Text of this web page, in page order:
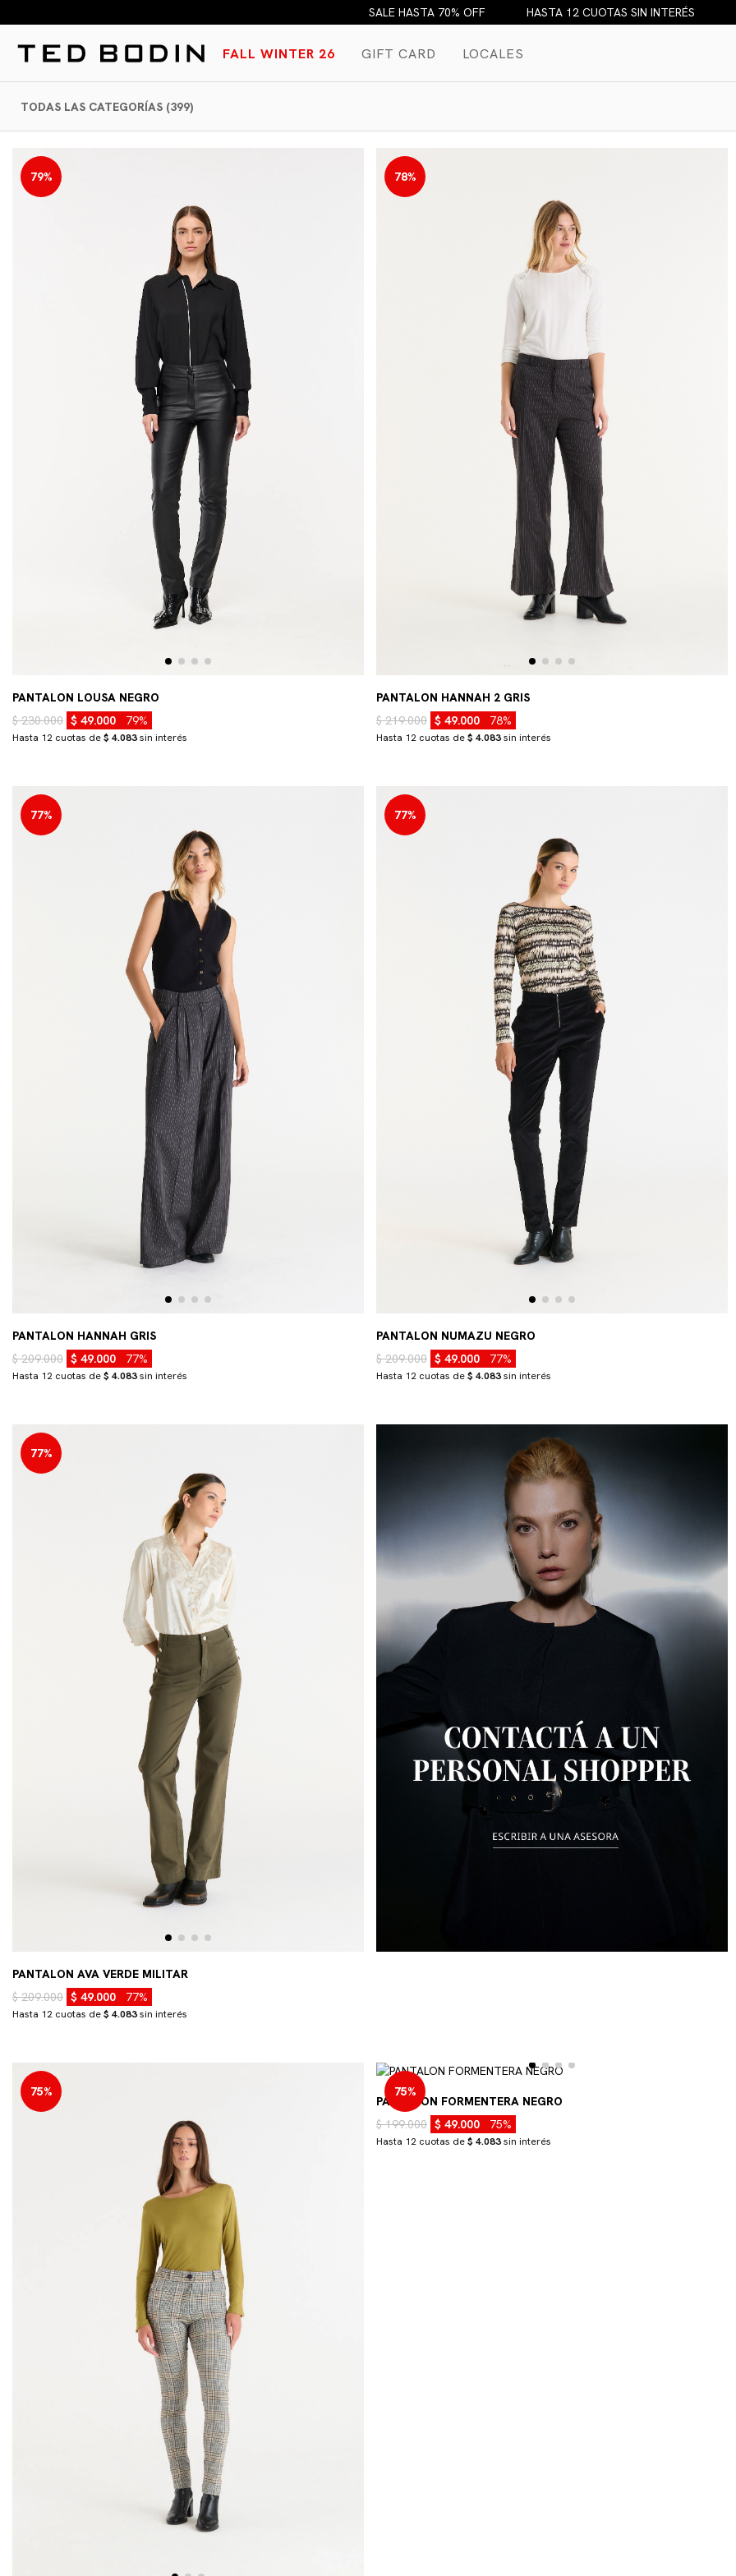
HASTA 12 CUOTAS SIN INTERÉS SALE HASTA 70% OFF
FALL WINTER 26 GIFT CARD LOCALES
TODAS LAS CATEGORÍAS (399)
79%
PANTALON LOUSA NEGRO
$ 230.000 $ 49.000 79%
Hasta 12 cuotas de$ 4.083sin interés
78%
PANTALON HANNAH 2 GRIS
$ 219.000 $ 49.000 78%
Hasta 12 cuotas de$ 4.083sin interés
77%
PANTALON HANNAH GRIS
$ 209.000 $ 49.000 77%
Hasta 12 cuotas de$ 4.083sin interés
77%
PANTALON NUMAZU NEGRO
$ 209.000 $ 49.000 77%
Hasta 12 cuotas de$ 4.083sin interés
77%
PANTALON AVA VERDE MILITAR
$ 209.000 $ 49.000 77%
Hasta 12 cuotas de$ 4.083sin interés
75% 75%
PANTALON FORMENTERA NEGRO
$ 199.000 $ 49.000 75%
Hasta 12 cuotas de$ 4.083sin interés